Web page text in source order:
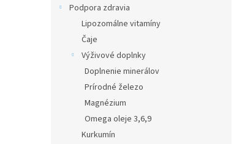
Podpora zdravia
Lipozomálne vitamíny
Čaje
Výživové doplnky
Doplnenie minerálov
Prírodné železo
Magnézium
Omega oleje 3,6,9
Kurkumín